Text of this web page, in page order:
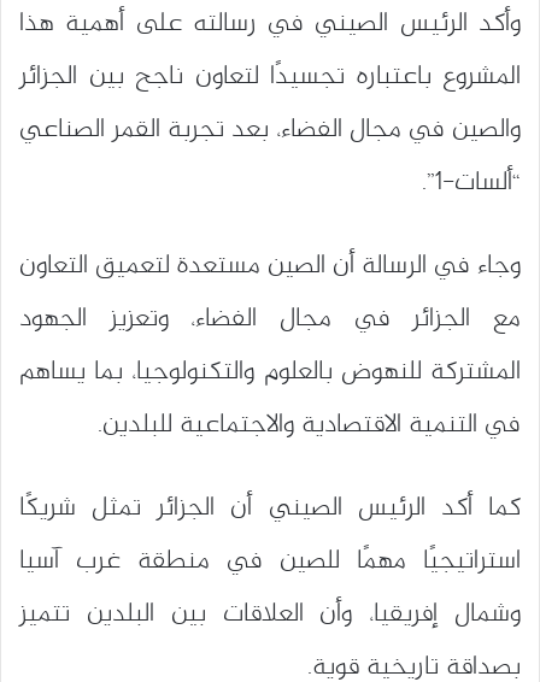
وأكد الرئيس الصيني في رسالته على أهمية هذا
المشروع باعتباره تجسيدًا لتعاون ناجح بين الجزائر
والصين في مجال الفضاء، بعد تجربة القمر الصناعي
“ألسات-1”.
وجاء في الرسالة أن الصين مستعدة لتعميق التعاون
مع الجزائر في مجال الفضاء، وتعزيز الجهود
المشتركة للنهوض بالعلوم والتكنولوجيا، بما يساهم
في التنمية الاقتصادية والاجتماعية للبلدين.
كما أكد الرئيس الصيني أن الجزائر تمثل شريكًا
استراتيجيًا مهمًا للصين في منطقة غرب آسيا
وشمال إفريقيا، وأن العلاقات بين البلدين تتميز
بصداقة تاريخية قوية.